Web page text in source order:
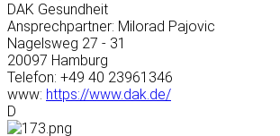
DAK Gesundheit
Ansprechpartner: Milorad Pajovic
Nagelsweg 27 - 31
20097 Hamburg
Telefon: +49 ‭40 23961346
www: https://www.dak.de/
D